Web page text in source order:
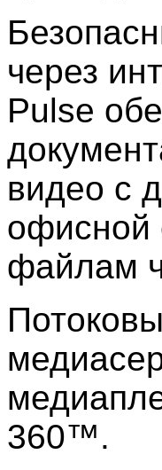
через
Pulse
видео с
офисной
файлам
360™.